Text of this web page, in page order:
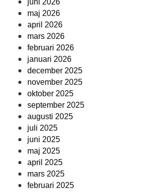
juni 2026
maj 2026
april 2026
mars 2026
februari 2026
januari 2026
december 2025
november 2025
oktober 2025
september 2025
augusti 2025
juli 2025
juni 2025
maj 2025
april 2025
mars 2025
februari 2025